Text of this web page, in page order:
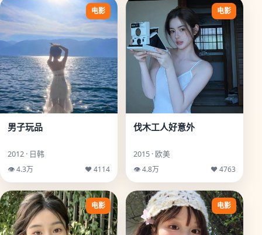
电影
男子玩品
2012 · 日韩
👁 4.3万 ♥ 4114
电影
伐木工人好意外
2015 · 欧美
👁 4.8万 ♥ 4763
电影 电影